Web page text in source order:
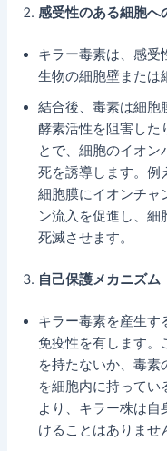
感受性のある細胞へ
キラー毒素は、感受
生物の細胞壁または
結合後、毒素は細胞
酵素活性を阻害した
とで、細胞のイオ
死を誘導します。例
細胞膜にイオンチャ
ン流入を促進し、細
死滅させます。
自己保護メカニズム
キラー毒素を産生す
免疫性を有します。
を持たないか、毒
を細胞内に持ってい
より、キラー株は自
けることはありませ